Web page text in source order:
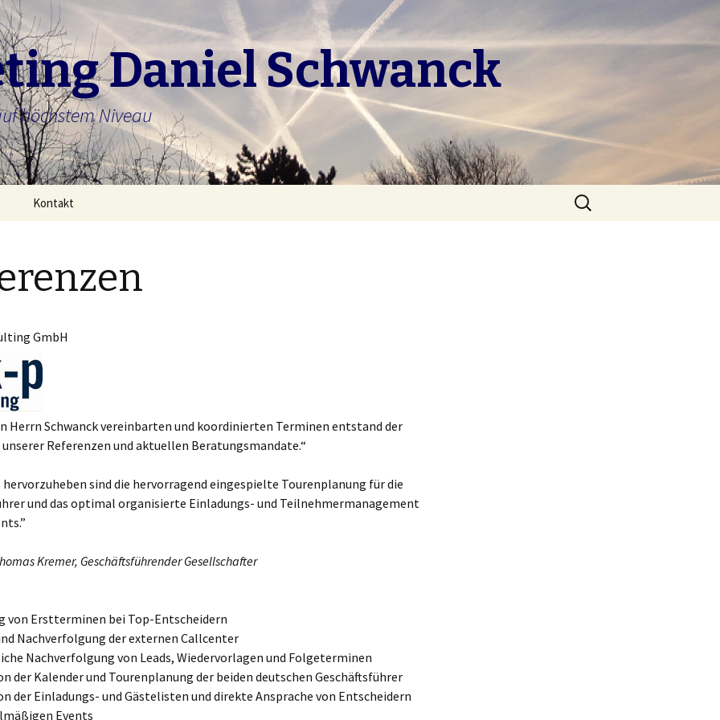
Daniel Schwanck
höchstem Niveau
Kontakt
Search
for:
GmbH
Herrn Schwanck vereinbarten und koordinierten Terminen entstand der
Referenzen und aktuellen Beratungsmandate.“
hervorzuheben sind die hervorragend eingespielte Tourenplanung für die
und das optimal organisierte Einladungs- und Teilnehmermanagement
Kremer, Geschäftsführender Gesellschafter
von Erstterminen bei Top-Entscheidern
Nachverfolgung der externen Callcenter
Nachverfolgung von Leads, Wiedervorlagen und Folgeterminen
der Kalender und Tourenplanung der beiden deutschen Geschäftsführer
der Einladungs- und Gästelisten und direkte Ansprache von Entscheidern
Events